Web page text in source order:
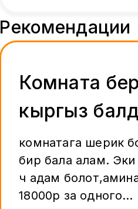
Рекомендации
Комната
кыргыз
комнатага шерик
бир бала алам.
үч адам
18000р за одного